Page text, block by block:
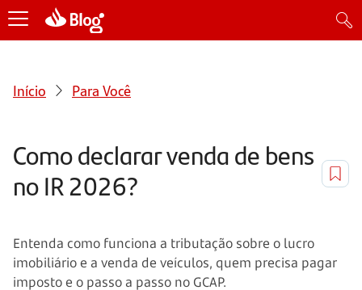
Início Para Você
Como declarar venda de bens
no IR 2026?
Entenda como funciona a tributação sobre o lucro
imobiliário e a venda de veículos, quem precisa pagar
imposto e o passo a passo no GCAP.